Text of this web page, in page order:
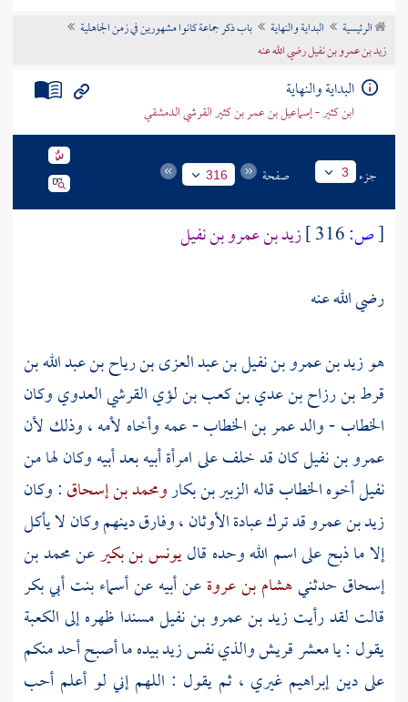
تراجم الأعلام
الرئيسية البداية والنهاية
باب ذكر جماعة كانوا مشهورين في زمن الجاهلية
زيد بن عمرو بن نفيل رضي الله عنه
البداية والنهاية
ابن كثير - إسماعيل بن عمر بن كثير القرشي الدمشقي
جزء 3 صفحة 316
[ص:
زيد بن عمرو بن نفيل
رضي الله عنه
هوزيد بن عمرو بن نفيل بن عبد العزى بن رياح بن عبد الله بن
قرط بن رزاح بن عدي بن كعب بن لؤي القرشي العدويوكان
الخطاب- والدعمر بن الخطاب- عمه وأخاه لأمه ، وذلك لأن
عمرو بن نفيلكان قد خلف على امرأة أبيه بعد أبيه وكان لها من
نفيلأخوهالخطابقالهالزبير بن بكارومحمد بن إسحاق: وكان
زيد بن عمروقد ترك عبادة الأوثان ، وفارق دينهم وكان لا يأكل
إلا ما ذبح على اسم الله وحده قاليونس بن بكيرعنمحمد بن
إسحاق حدثنيهشام بن عروةعن أبيه عنأسماء بنت أبي بكر
قالت لقد رأيتزيد بن عمرو بن نفيلمسندا ظهره إلىالكعبة
يقول : يا معشرقريشوالذي نفسزيدبيده ما أصبح أحد منكم
على دينإبراهيم غيري ، ثم يقول : اللهم إني لو أعلم أحب